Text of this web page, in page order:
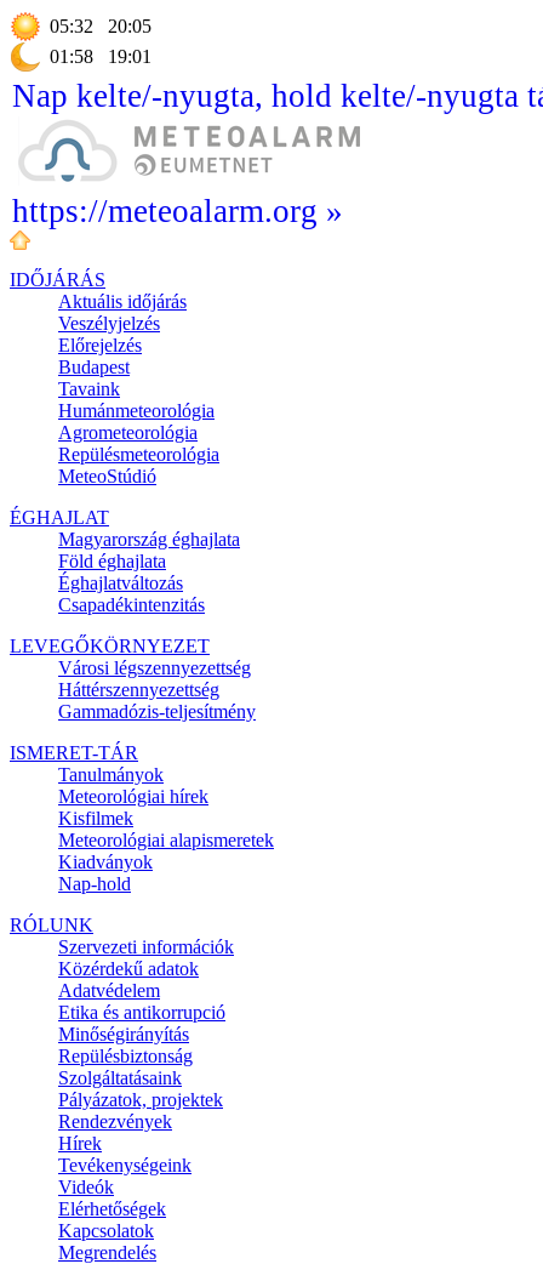
05:32
20:05
01:58
19:01
Nap kelte/-nyugta, hold kelte/-nyugta
https://meteoalarm.org »
IDŐJÁRÁS
Aktuális időjárás
Veszélyjelzés
Előrejelzés
Budapest
Tavaink
Humánmeteorológia
Agrometeorológia
Repülésmeteorológia
MeteoStúdió
ÉGHAJLAT
Magyarország éghajlata
Föld éghajlata
Éghajlatváltozás
Csapadékintenzitás
LEVEGŐKÖRNYEZET
Városi légszennyezettség
Háttérszennyezettség
Gammadózis-teljesítmény
ISMERET-TÁR
Tanulmányok
Meteorológiai hírek
Kisfilmek
Meteorológiai alapismeretek
Kiadványok
Nap-hold
RÓLUNK
Szervezeti információk
Közérdekű adatok
Adatvédelem
Etika és antikorrupció
Minőségirányítás
Repülésbiztonság
Szolgáltatásaink
Pályázatok, projektek
Rendezvények
Hírek
Tevékenységeink
Videók
Elérhetőségek
Kapcsolatok
Megrendelés